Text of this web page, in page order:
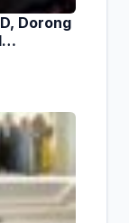
Dorong